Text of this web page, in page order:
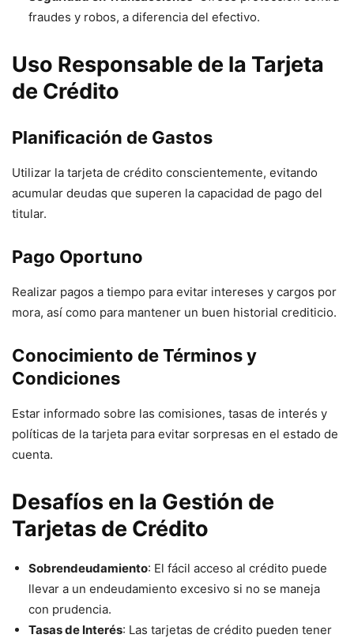
fraudes y robos, a diferencia del efectivo.
Uso Responsable de la Tarjeta
de Crédito
Planificación de Gastos
Utilizar la tarjeta de crédito conscientemente, evitando
acumular deudas que superen la capacidad de pago del
titular.
Pago Oportuno
Realizar pagos a tiempo para evitar intereses y cargos por
mora, así como para mantener un buen historial crediticio.
Conocimiento de Términos y
Condiciones
Estar informado sobre las comisiones, tasas de interés y
políticas de la tarjeta para evitar sorpresas en el estado de
cuenta.
Desafíos en la Gestión de
Tarjetas de Crédito
Sobrendeudamiento: El fácil acceso al crédito puede
llevar a un endeudamiento excesivo si no se maneja
con prudencia.
Tasas de Interés: Las tarjetas de crédito pueden tener